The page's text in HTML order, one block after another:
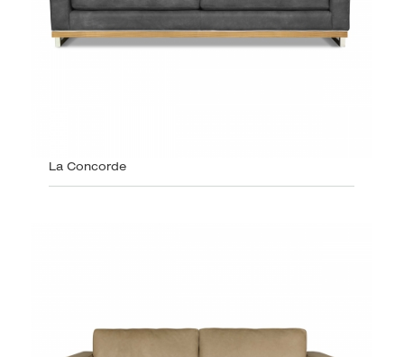
La Concorde